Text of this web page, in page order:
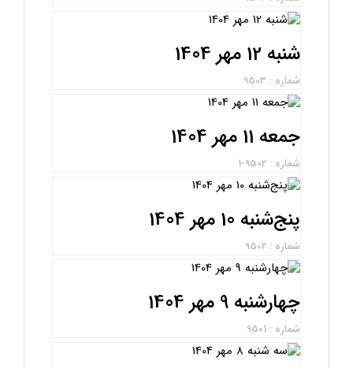
شنبه 12 مهر 1404
شماره : 9503
جمعه 11 مهر 1404
شماره : 9502-1
پنج‌شنبه 10 مهر 1404
شماره : 9502
چهارشنبه 9 مهر 1404
شماره : 9501